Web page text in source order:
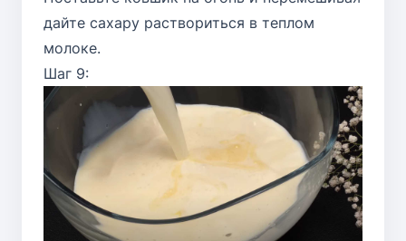
дайте сахару раствориться в теплом
молоке.
Шаг 9: